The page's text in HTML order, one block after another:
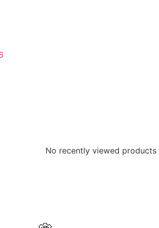
No recently viewed